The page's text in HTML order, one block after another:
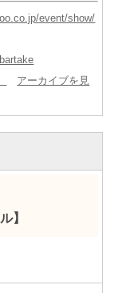
event/show/
アーカイブを見
】